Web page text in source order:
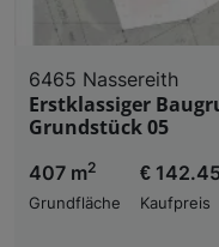
6465 Nassereith
Erstklassiger
Grundstück 05
407 m2
Grundfläche
€
Kaufpreis